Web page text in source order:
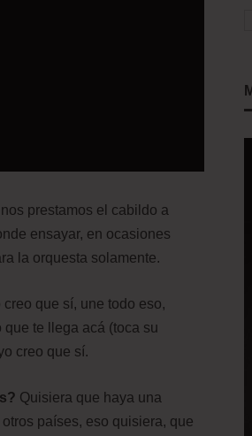
prestamos el cabildo a
ensayar, en ocasiones
la orquesta solamente.
que sí, une todo eso,
te llega acá (toca su
creo que sí.
Quisiera que haya una
países, eso quisiera, que